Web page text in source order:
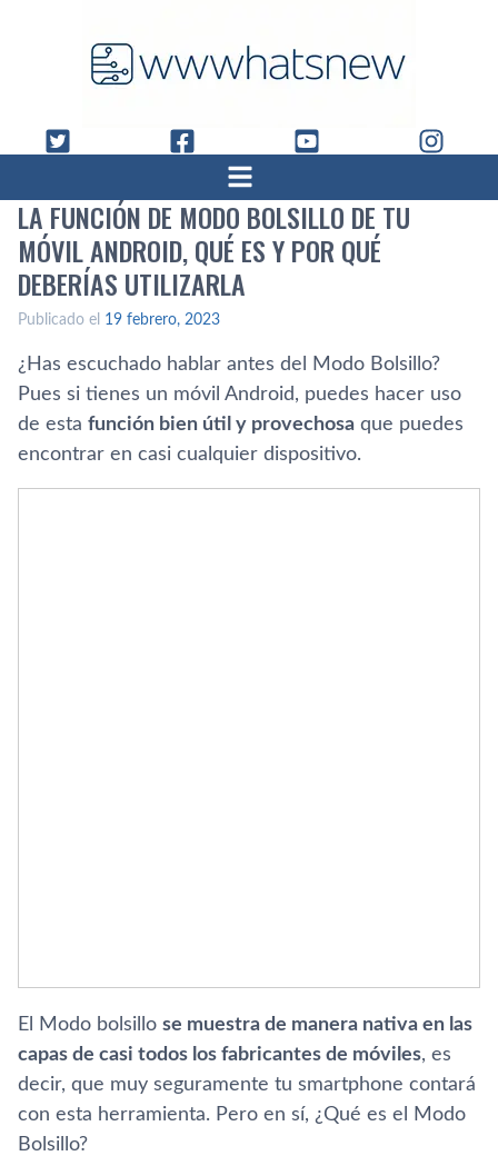
LA FUNCIÓN DE MODO BOLSILLO DE TU
MÓVIL ANDROID, QUÉ ES Y POR QUÉ
DEBERÍAS UTILIZARLA
Publicado el 19 febrero, 2023
¿Has escuchado hablar antes del Modo Bolsillo?
Pues si tienes un móvil Android, puedes hacer uso
de esta función bien útil y provechosa que puedes
encontrar en casi cualquier dispositivo.
El Modo bolsillo se muestra de manera nativa en las
capas de casi todos los fabricantes de móviles, es
decir, que muy seguramente tu smartphone contará
con esta herramienta. Pero en sí, ¿Qué es el Modo
Bolsillo?